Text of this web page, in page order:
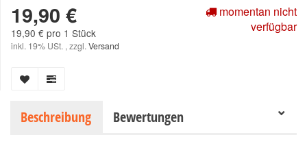
19,90 €
19,90 € pro 1 Stück
inkl. 19% USt. , zzgl. Versand
momentan nicht
verfügbar
Beschreibung Bewertungen